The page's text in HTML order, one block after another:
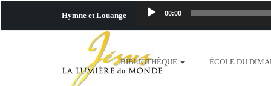
Hymne et Louange 00:00
BIBLIOTHÈQUE ÉCOLE DU